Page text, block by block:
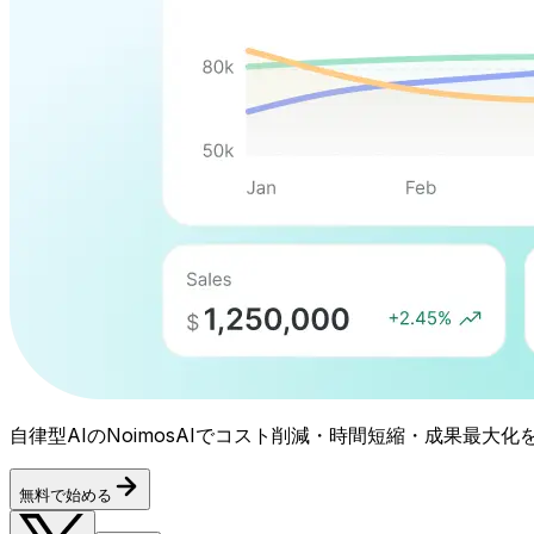
自律型AIのNoimosAIでコスト削減・時間短縮・成果最大化
無料で始める